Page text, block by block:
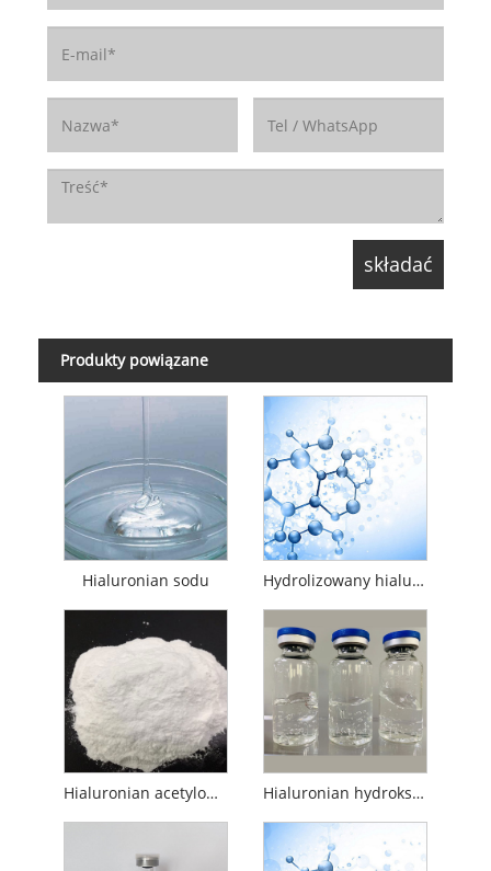
Produkty powiązane
Hialuronian sodu Hydrolizowany hialuronian sodu
Hialuronian acetylowany sodu Hialuronian hydroksypropylotrimoniowy